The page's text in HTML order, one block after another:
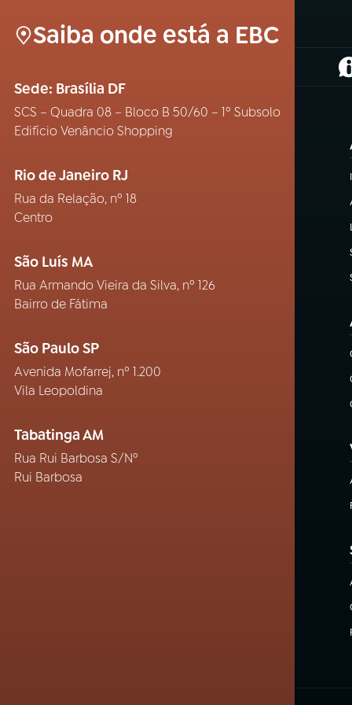
Saiba onde está a EBC
Sede: Brasília DF
SCS – Quadra 08 – Bloco B 50/60 – 1º Subsolo
Edifício Venâncio Shopping
Rio de Janeiro RJ
Rua da Relação, nº 18
Centro
São Luís MA
Rua Armando Vieira da Silva, nº 126
Bairro de Fátima
São Paulo SP
Avenida Mofarrej, nº 1.200
Vila Leopoldina
Tabatinga AM
Rua Rui Barbosa S/Nº
Rui Barbosa